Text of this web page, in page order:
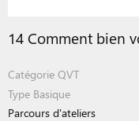
14 Comment bien
Catégorie QVT
Type Basique
Parcours d'ateliers